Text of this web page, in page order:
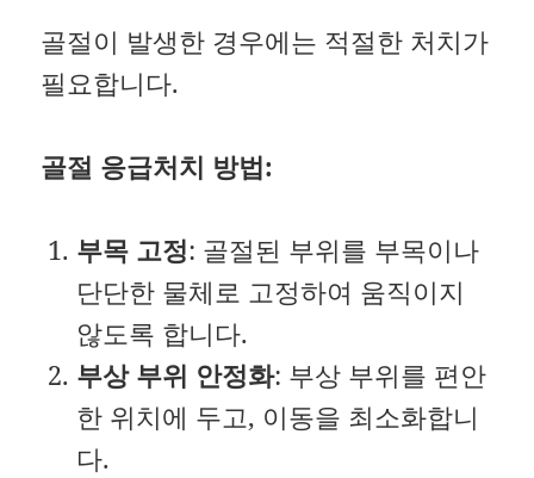
골절이 발생한 경우에는 적절한 처치가
필요합니다.
골절 응급처치 방법:
부목 고정: 골절된 부위를 부목이나
단단한 물체로 고정하여 움직이지
않도록 합니다.
부상 부위 안정화: 부상 부위를 편안
한 위치에 두고, 이동을 최소화합니
다.